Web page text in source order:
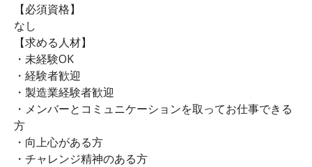
【必須資格】
なし
【求める人材】
・未経験OK
・経験者歓迎
・製造業経験者歓迎
・メンバーとコミュニケーションを取ってお仕事できる
方
・向上心がある方
・チャレンジ精神のある方